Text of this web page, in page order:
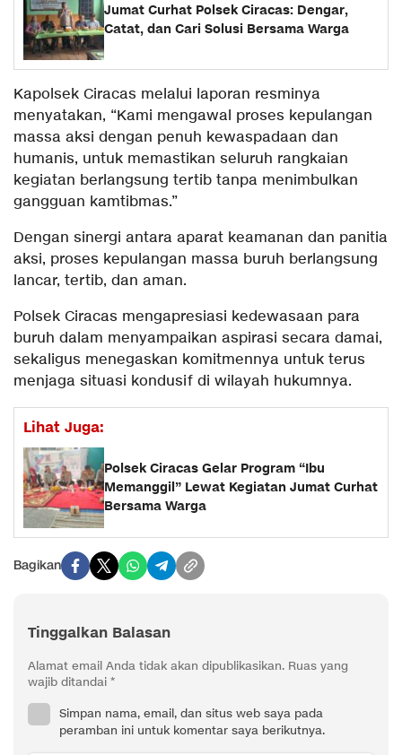
Jumat Curhat Polsek Ciracas: Dengar,
Catat, dan Cari Solusi Bersama Warga
Kapolsek Ciracas melalui laporan resminya
menyatakan, “Kami mengawal proses kepulangan
massa aksi dengan penuh kewaspadaan dan
humanis, untuk memastikan seluruh rangkaian
kegiatan berlangsung tertib tanpa menimbulkan
gangguan kamtibmas.”
Dengan sinergi antara aparat keamanan dan panitia
aksi, proses kepulangan massa buruh berlangsung
lancar, tertib, dan aman.
Polsek Ciracas mengapresiasi kedewasaan para
buruh dalam menyampaikan aspirasi secara damai,
sekaligus menegaskan komitmennya untuk terus
menjaga situasi kondusif di wilayah hukumnya.
Lihat Juga:
Polsek Ciracas Gelar Program “Ibu
Memanggil” Lewat Kegiatan Jumat Curhat
Bersama Warga
Bagikan
Tinggalkan Balasan
Alamat email Anda tidak akan dipublikasikan. Ruas yang
wajib ditandai *
Simpan nama, email, dan situs web saya pada
peramban ini untuk komentar saya berikutnya.